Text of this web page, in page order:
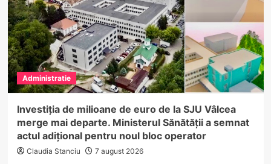
Administratie
Investiția de milioane de euro de la SJU Vâlcea
merge mai departe. Ministerul Sănătății a semnat
actul adițional pentru noul bloc operator
Claudia Stanciu 7 august 2026